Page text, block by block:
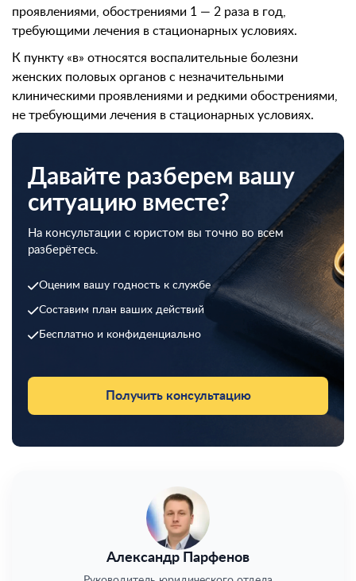
проявлениями, обострениями 1 — 2 раза в год,
требующими лечения в стационарных условиях.
К пункту «в» относятся воспалительные болезни
женских половых органов с незначительными
клиническими проявлениями и редкими обострениями,
не требующими лечения в стационарных условиях.
Давайте разберем вашу
ситуацию вместе?
На консультации с юристом вы точно во всем
разберётесь.
Оценим вашу годность к службе
Составим план ваших действий
Бесплатно и конфиденциально
Получить консультацию
Александр Парфенов